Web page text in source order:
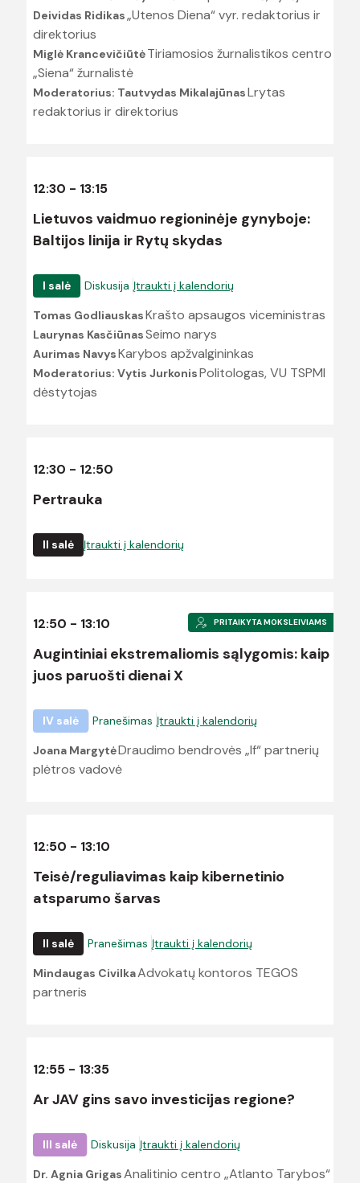
Deividas Ridikas„Utenos Diena“ vyr. redaktorius ir
direktorius
Miglė KrancevičiūtėTiriamosios žurnalistikos centro
„Siena“ žurnalistė
Moderatorius: Tautvydas MikalajūnasLrytas
redaktorius ir direktorius
12:30 - 13:15
Lietuvos vaidmuo regioninėje gynyboje:
Baltijos linija ir Rytų skydas
I salė Diskusija Įtraukti į kalendorių
Tomas GodliauskasKrašto apsaugos viceministras
Laurynas KasčiūnasSeimo narys
Aurimas NavysKarybos apžvalgininkas
Moderatorius: Vytis JurkonisPolitologas, VU TSPMI
dėstytojas
12:30 - 12:50
Pertrauka
II salė Įtraukti į kalendorių
12:50 - 13:10
Augintiniai ekstremaliomis sąlygomis: kaip
juos paruošti dienai X
IV salė Pranešimas Įtraukti į kalendorių
Joana MargytėDraudimo bendrovės „If“ partnerių
plėtros vadovė
PRITAIKYTA MOKSLEIVIAMS
12:50 - 13:10
Teisė/reguliavimas kaip kibernetinio
atsparumo šarvas
II salė Pranešimas Įtraukti į kalendorių
Mindaugas CivilkaAdvokatų kontoros TEGOS
partneris
12:55 - 13:35
Ar JAV gins savo investicijas regione?
III salė Diskusija Įtraukti į kalendorių
Dr. Agnia GrigasAnalitinio centro „Atlanto Tarybos“